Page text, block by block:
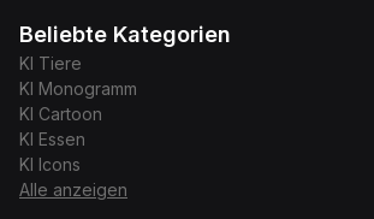
Beliebte Kategorien
KI Tiere
KI Monogramm
KI Cartoon
KI Essen
KI
Icons
Alle anzeigen